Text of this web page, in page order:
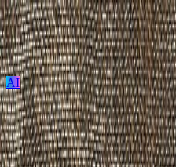
AI
ログイン / 新規登録
プロジェクト投稿